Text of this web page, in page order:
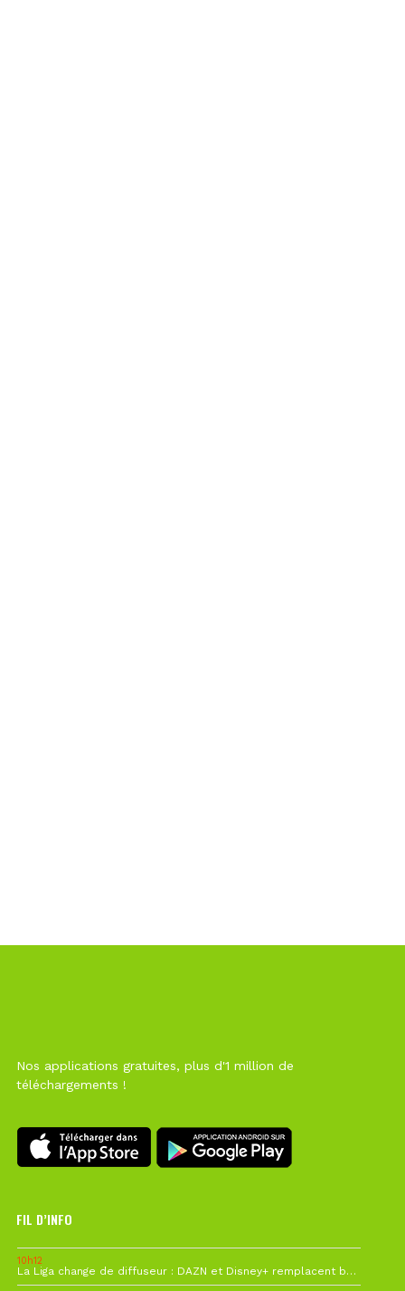
Nos applications gratuites, plus d'1 million de
téléchargements !
FIL D’INFO
10h12
La Liga change de diffuseur : DAZN et Disney+ remplacent beIN Sports !